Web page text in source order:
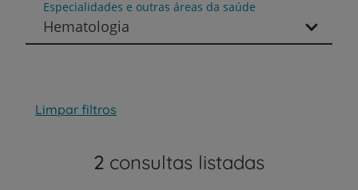
Especialidades e outras áreas da saúde
Hematologia
Limpar filtros
2 consultas listadas